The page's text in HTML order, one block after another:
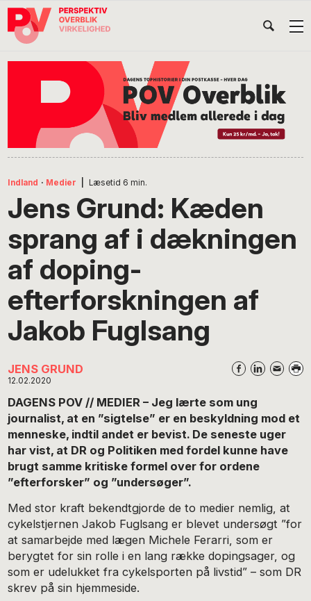
Gå
direkte
Skip
indhold
Gå
direkte
Indland · Medier Læsetid 6 min.
Jens Grund: Kæden
sprang af i dækningen
af doping-
efterforskningen af
Jakob Fuglsang
JENS GRUND
12.02.2020
DAGENS POV // MEDIER – Jeg lærte som ung
journalist, at en ”sigtelse” er en beskyldning mod et
menneske, indtil andet er bevist. De seneste uger
har vist, at DR og Politiken med fordel kunne have
brugt samme kritiske formel over for ordene
”efterforsker” og ”undersøger”.
Med stor kraft bekendtgjorde de to medier nemlig, at
cykelstjernen Jakob Fuglsang er blevet undersøgt ”for
at samarbejde med lægen Michele Ferarri, som er
berygtet for sin rolle i en lang række dopingsager, og
som er udelukket fra cykelsporten på livstid” – som DR
skrev på sin hjemmeside.